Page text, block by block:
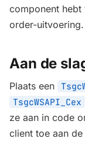
component
order-uitvoering.
Aan de
Plaats een
TsgcWSAPI_Cex
ze aan in code
client toe aan